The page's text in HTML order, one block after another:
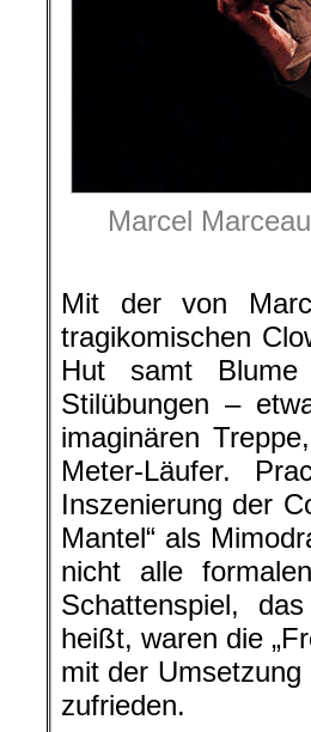
Marcel
Mit der von
tragikomischen
Hut samt
Stilübungen –
imaginären
Meter-Läufer.
Inszenierung der
Mantel“ als
nicht alle
Schattenspiel,
heißt, waren die
mit der
zufrieden.